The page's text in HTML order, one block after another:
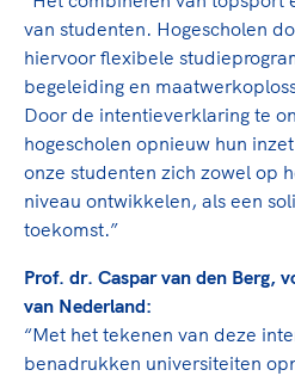
hier richting aan en is dus
onderdeel van het
ongewenst gedrag.
Lees verder
van studenten. Hogescholen
hiervoor flexibele
begeleiding en
Door de intentieverklaring te
hogescholen opnieuw hun
onze studenten zich zowel op
niveau ontwikkelen, als een
toekomst.”
Prof. dr. Caspar van den Berg,
van Nederland:
“Met het tekenen van deze
benadrukken universiteiten